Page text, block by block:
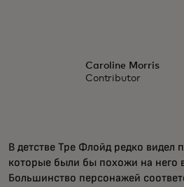
Caroline Morris
Contributor
В детстве Тре Флойд редко видел
которые были бы похожи на него
Большинство персонажей